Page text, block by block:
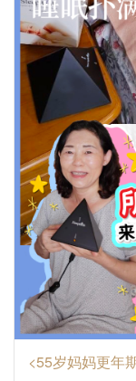
<55岁妈妈更年